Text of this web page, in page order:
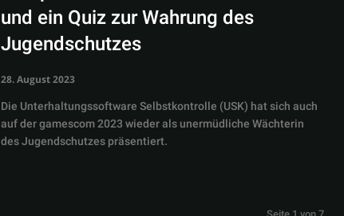
und ein Quiz zur Wahrung des
Jugendschutzes
28. August 2023
Die Unterhaltungssoftware Selbstkontrolle (USK) hat sich auch
auf der gamescom 2023 wieder als unermüdliche Wächterin
des Jugendschutzes präsentiert.